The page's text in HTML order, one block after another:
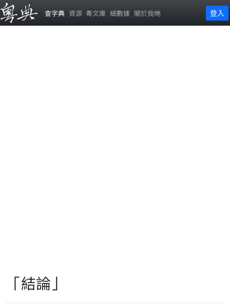
查字典 資源 粵文庫 細數據 關於我哋 登入
「結論」